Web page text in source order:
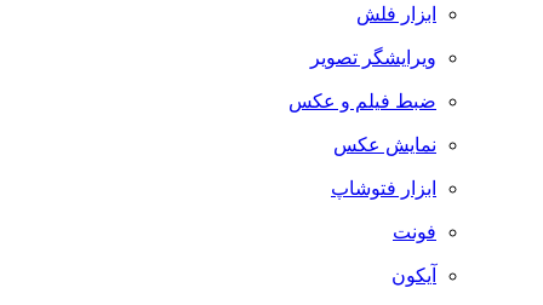
ابزار فلش
ویرایشگر تصویر
ضبط فيلم و عكس
نمایش عکس
ابزار فتوشاپ
فونت
آیکون